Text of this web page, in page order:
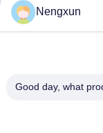
Nengxun
Good day, what